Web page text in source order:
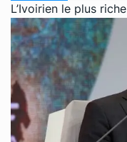
L’Ivoirien le plus riche